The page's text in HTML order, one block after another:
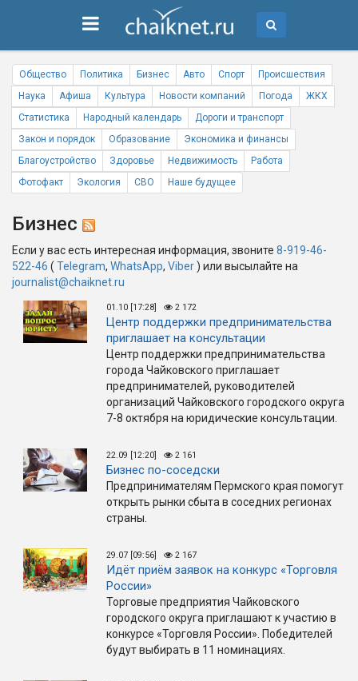
Общество Политика Бизнес Авто Спорт
Происшествия
Наука
Афиша Культура Новости компаний Погода
ЖКХ
Статистика
Народный календарь
Дороги и транспорт
Закон и порядок
Образование
Экономика и финансы
Благоустройство
Здоровье Недвижимость
Работа
Фотофакт
Экология СВО Наше будущее
Бизнес
Если у вас есть интересная информация, звоните 8-919-46-
522-46 ( Telegram, WhatsApp, Viber) или высылайте на
journalist@chaiknet.ru
01.10 [17:28] 2 172
Центр поддержки предпринимательства
приглашает на консультации
Центр поддержки предпринимательства
города Чайковского приглашает
предпринимателей, руководителей
организаций Чайковского городского округа
7-8 октября на юридические консультации.
22.09 [12:20] 2 161
Бизнес по-соседски
Предпринимателям Пермского края помогут
открыть рынки сбыта в соседних регионах
страны.
29.07 [09:56] 2 167
Идёт приём заявок на конкурс «Торговля
России»
Торговые предприятия Чайковского
городского округа приглашают к участию в
конкурсе «Торговля России». Победителей
будут выбирать в 11 номинациях.